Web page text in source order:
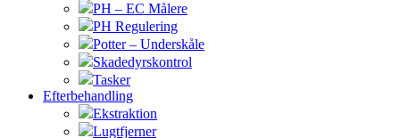
PH – EC Målere
PH Regulering
Potter – Underskåle
Skadedyrskontrol
Tasker
Efterbehandling
Ekstraktion
Lugtfjerner